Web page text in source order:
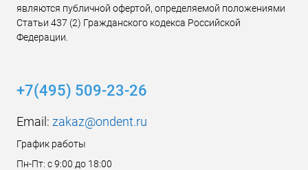
являются публичной офертой, определяемой положениями
Статьи 437 (2) Гражданского кодекса Российской
Федерации.
+7(495) 509-23-26
Email: zakaz@ondent.ru
График работы
Пн-Пт: с 9:00 до 18:00